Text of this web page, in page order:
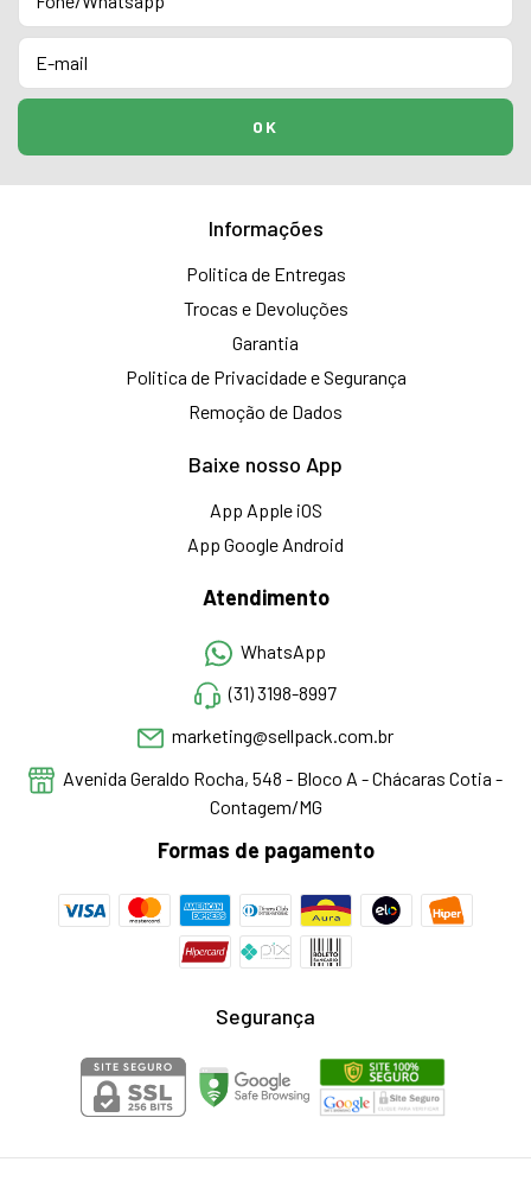
Informações
Politica de Entregas
Trocas e Devoluções
Garantia
Politica de Privacidade e Segurança
Remoção de Dados
Baixe nosso App
App Apple iOS
App Google Android
Atendimento
WhatsApp
(31) 3198-8997
marketing@sellpack.com.br
Avenida Geraldo Rocha, 548 - Bloco A - Chácaras Cotia -
Contagem/MG
Formas de pagamento
Segurança